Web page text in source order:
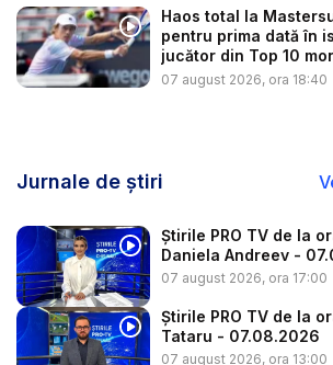
Haos total la
pentru prima dată în
jucător din Top 10
op...
07 august 2026, ora 18:40
Jurnale de știri
Capra - 07.08.2026
Știrile PRO TV de la
Daniela Andreev -
07 august 2026, ora 17:00
Știrile PRO TV de la
Tataru - 07.08.2026
07 august 2026, ora 13:00